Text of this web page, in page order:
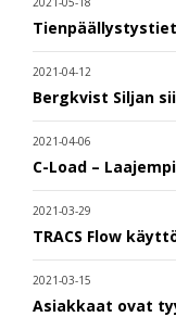
2021-04-12
Bergkvist Siljan
2021-04-06
C-Load –
2021-03-29
TRACS Flow
2021-03-15
Asiakkaat ovat